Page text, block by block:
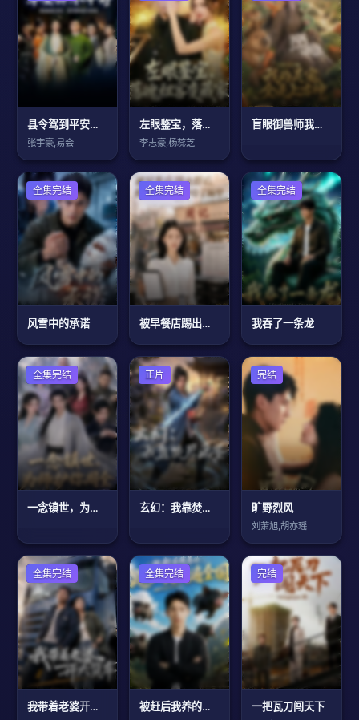
县令驾到平安驿不平静
张宇豪,易会
左眼鉴宝，落魄租客变藏家
李志豪,杨蕊芝
盲眼御兽师我的灵宠全是上古神第二季
现代都市
全集完结
风雪中的承诺
现代都市
全集完结
被早餐店踢出群后，我把整层楼订单给了隔壁
现代都市
全集完结
我吞了一条龙
古装仙侠
全集完结
一念镇世，为师护你周全
正片
玄幻：我靠焚尸成圣
完结
旷野烈风
刘萧旭,胡亦瑶
现代都市
全集完结
我带着老婆开大货车
现代都市
全集完结
被赶后我养的跑山猪火遍全国
完结
一把瓦刀闯天下